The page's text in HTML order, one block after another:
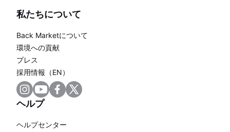
私たちについて
Back Marketについて
環境への貢献
プレス
採用情報（EN）
ヘルプ
ヘルプセンター